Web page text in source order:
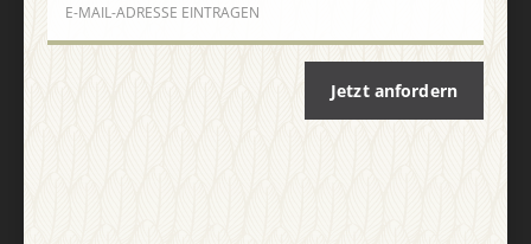
Jetzt anfordern